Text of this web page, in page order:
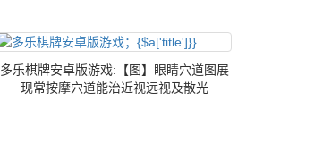
多乐棋牌安卓版游戏:【图】眼睛穴道图展
现常按摩穴道能治近视远视及散光